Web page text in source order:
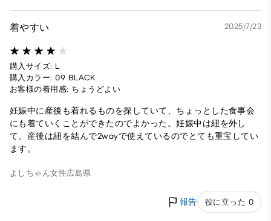
着やすい 2025/7/23
購入サイズ: L
購入カラー: 09 BLACK
お客様の着用感: ちょうどよい
妊娠中に産後も着れるものを探していて、ちょっとした食事会
にも着ていくことができたのでよかった。妊娠中は紐を外し
て、産後は紐を結んで2wayで使えているのでとても重宝してい
ます。
よしちゃん女性広島県
報告 役に立った 0